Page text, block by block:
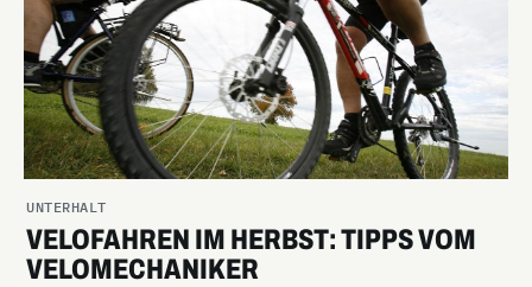
UNTERHALT
VELOFAHREN IM HERBST: TIPPS VOM
VELOMECHANIKER